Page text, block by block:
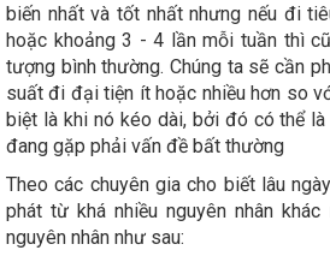
biến nhất và tốt nhất nhưng nếu đi
hoặc khoảng 3 - 4 lần mỗi tuần thì
tượng bình thường. Chúng ta sẽ cần
suất đi đại tiện ít hoặc nhiều hơn so
biệt là khi nó kéo dài, bởi đó có thể
đang gặp phải vấn đề bất thường
Theo các chuyên gia cho biết lâu
phát từ khá nhiều nguyên nhân
nguyên nhân như sau: